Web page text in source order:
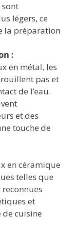
sont
légers, ce
la préparation
:
en métal, les
pas et
de l’eau.
et des
touche de
en céramique
telles que
reconnues
et
de cuisine